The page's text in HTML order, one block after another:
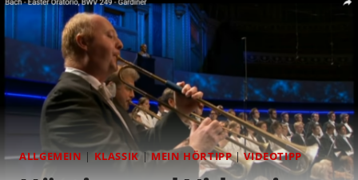
ALLGEMEIN |KLASSIK |MEIN HÖRTIPP|VIDEOTIPP